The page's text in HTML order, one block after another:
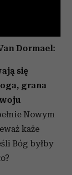
Dormael:
się
grana
Nowym
każe
Bóg byłby